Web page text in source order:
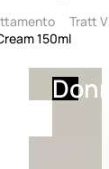
Tratt
150ml